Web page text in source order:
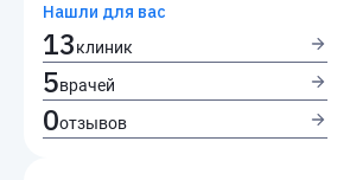
Нашли для вас
13клиник
5врачей
0отзывов